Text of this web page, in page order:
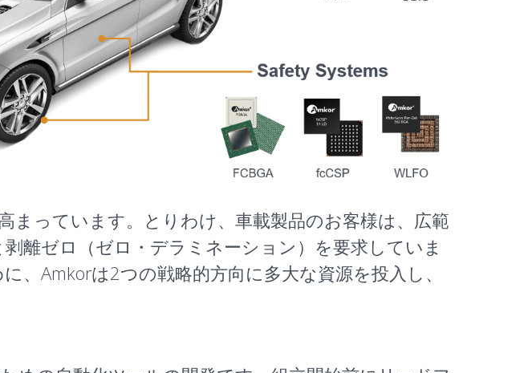
まっています。とりわけ、車載製品のお客様は、広範
離ゼロ（ゼロ・デラミネーション）を要求していま
Amkorは2つの戦略的方向に多大な資源を投入し、